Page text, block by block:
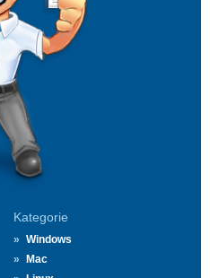
Kategorie
Windows
Mac